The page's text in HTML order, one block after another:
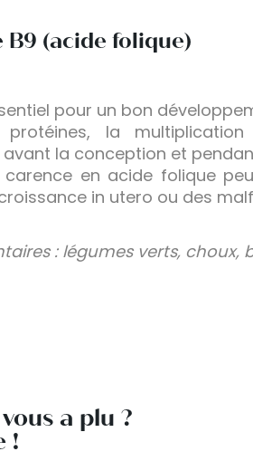
B9 (acide folique)
pour un bon
protéines, la
la conception et
carence en acide folique
in utero ou des
: légumes verts, choux,
a plu ?
!